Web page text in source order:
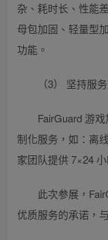
杂、耗时长、性能
母包加固、轻量型
功能。
（3） 坚持服务
FairGuard 游戏
制化服务，如：离
家团队提供 7×24
此次参展，
优质服务的承诺，